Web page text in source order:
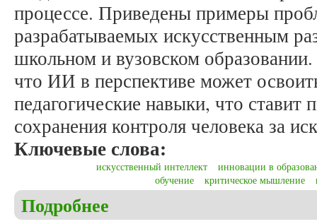
процессе. Приведены примеры
разрабатываемых искусственным
школьном и вузовском
что ИИ в перспективе может
педагогические навыки, что ставит
сохранения контроля человека за
Ключевые слова:
искусственный интеллект
инновации в
обучение
критическое мышление
Подробнее